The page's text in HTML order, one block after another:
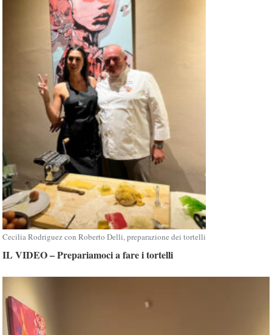
Cecilia Rodriguez con Roberto Delli, preparazione dei tortelli
IL VIDEO – Prepariamoci a fare i tortelli
Video
Player